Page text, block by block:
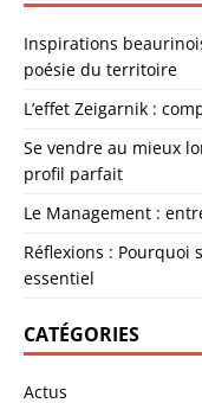
Inspirations
poésie du territoire
L’effet Zeigarnik :
Se vendre au mieux
profil parfait
Le Management :
Réflexions : Pourquoi
essentiel
CATÉGORIES
Actus